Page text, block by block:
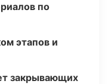
по
этапов и
закрывающих